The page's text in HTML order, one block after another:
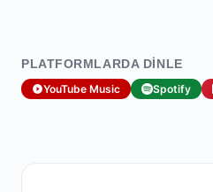
PLATFORMLARDA DINLE
YouTube Music Spotify